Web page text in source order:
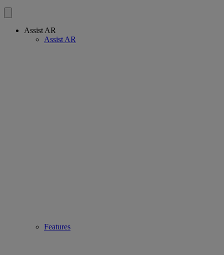
Assist AR
Assist AR
Features